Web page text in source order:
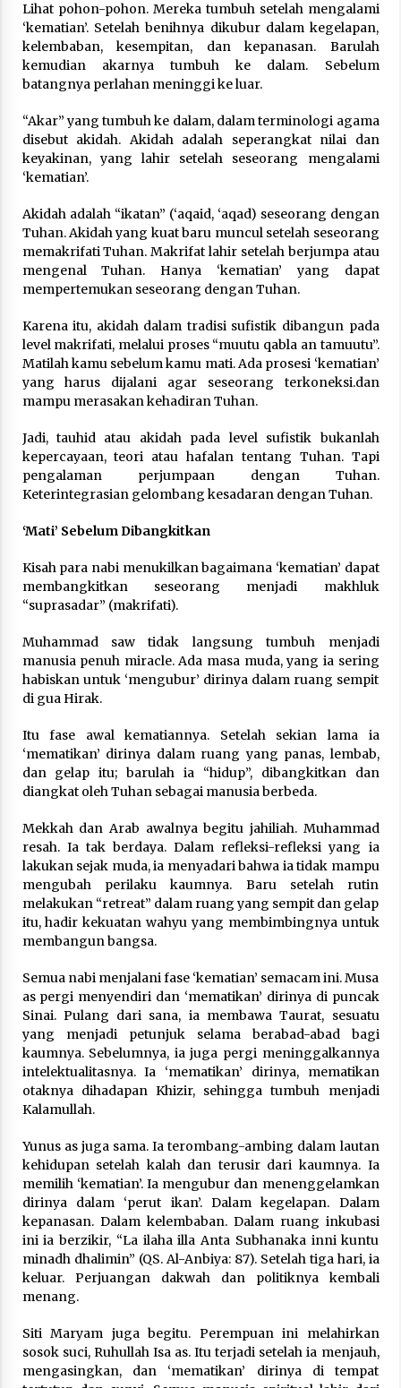
Lihat pohon-pohon. Mereka tumbuh setelah mengalami
‘kematian’. Setelah benihnya dikubur dalam kegelapan,
kelembaban, kesempitan, dan kepanasan. Barulah
kemudian akarnya tumbuh ke dalam. Sebelum
batangnya perlahan meninggi ke luar.
“Akar” yang tumbuh ke dalam, dalam terminologi agama
disebut akidah. Akidah adalah seperangkat nilai dan
keyakinan, yang lahir setelah seseorang mengalami
‘kematian’.
Akidah adalah “ikatan” (‘aqaid, ‘aqad) seseorang dengan
Tuhan. Akidah yang kuat baru muncul setelah seseorang
memakrifati Tuhan. Makrifat lahir setelah berjumpa atau
mengenal Tuhan. Hanya ‘kematian’ yang dapat
mempertemukan seseorang dengan Tuhan.
Karena itu, akidah dalam tradisi sufistik dibangun pada
level makrifati, melalui proses “muutu qabla an tamuutu”.
Matilah kamu sebelum kamu mati. Ada prosesi ‘kematian’
yang harus dijalani agar seseorang terkoneksi.dan
mampu merasakan kehadiran Tuhan.
Jadi, tauhid atau akidah pada level sufistik bukanlah
kepercayaan, teori atau hafalan tentang Tuhan. Tapi
pengalaman perjumpaan dengan Tuhan.
Keterintegrasian gelombang kesadaran dengan Tuhan.
‘Mati’ Sebelum Dibangkitkan
Kisah para nabi menukilkan bagaimana ‘kematian’ dapat
membangkitkan seseorang menjadi makhluk
“suprasadar” (makrifati).
Muhammad saw tidak langsung tumbuh menjadi
manusia penuh miracle. Ada masa muda, yang ia sering
habiskan untuk ‘mengubur’ dirinya dalam ruang sempit
di gua Hirak.
Itu fase awal kematiannya. Setelah sekian lama ia
‘mematikan’ dirinya dalam ruang yang panas, lembab,
dan gelap itu; barulah ia “hidup”, dibangkitkan dan
diangkat oleh Tuhan sebagai manusia berbeda.
Mekkah dan Arab awalnya begitu jahiliah. Muhammad
resah. Ia tak berdaya. Dalam refleksi-refleksi yang ia
lakukan sejak muda, ia menyadari bahwa ia tidak mampu
mengubah perilaku kaumnya. Baru setelah rutin
melakukan “retreat” dalam ruang yang sempit dan gelap
itu, hadir kekuatan wahyu yang membimbingnya untuk
membangun bangsa.
Semua nabi menjalani fase ‘kematian’ semacam ini. Musa
as pergi menyendiri dan ‘mematikan’ dirinya di puncak
Sinai. Pulang dari sana, ia membawa Taurat, sesuatu
yang menjadi petunjuk selama berabad-abad bagi
kaumnya. Sebelumnya, ia juga pergi meninggalkannya
intelektualitasnya. Ia ‘mematikan’ dirinya, mematikan
otaknya dihadapan Khizir, sehingga tumbuh menjadi
Kalamullah.
Yunus as juga sama. Ia terombang-ambing dalam lautan
kehidupan setelah kalah dan terusir dari kaumnya. Ia
memilih ‘kematian’. Ia mengubur dan menenggelamkan
dirinya dalam ‘perut ikan’. Dalam kegelapan. Dalam
kepanasan. Dalam kelembaban. Dalam ruang inkubasi
ini ia berzikir, “La ilaha illa Anta Subhanaka inni kuntu
minadh dhalimin” (QS. Al-Anbiya: 87). Setelah tiga hari, ia
keluar. Perjuangan dakwah dan politiknya kembali
menang.
Siti Maryam juga begitu. Perempuan ini melahirkan
sosok suci, Ruhullah Isa as. Itu terjadi setelah ia menjauh,
mengasingkan, dan ‘mematikan’ dirinya di tempat